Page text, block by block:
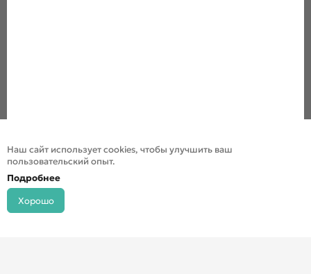
Наш сайт использует cookies, чтобы улучшить ваш
пользовательский опыт.
Подробнее
Хорошо